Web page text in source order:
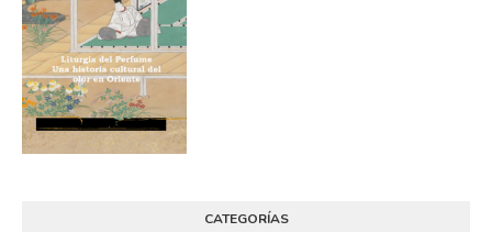
CATEGORÍAS